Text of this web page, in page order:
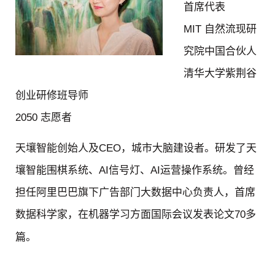
首席代表
MIT 自然流现研
究院中国合伙人
清华大学紫荆谷
创业研修班导师
2050 志愿者
天壤智能创始人及CEO，城市大脑建设者。研发了天
壤智能围棋系统、AI信号灯、AI运营操作系统。曾经
担任阿里巴巴旗下广告部门大数据中心负责人，首席
数据科学家，在机器学习方面国际会议发表论文70多
篇。